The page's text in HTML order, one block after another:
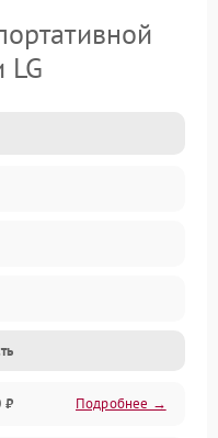
LG
₽ Подробнее →